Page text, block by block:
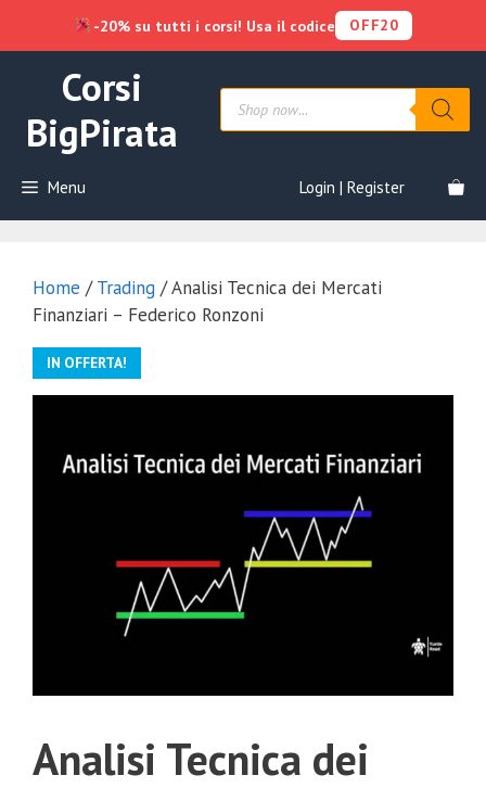
contenuto
Corsi
BigPirata
Products
search
Menu Login | Register
Home /Trading / Analisi Tecnica dei Mercati
Finanziari – Federico Ronzoni
IN OFFERTA!
Analisi Tecnica dei
-20% su tutti i corsi! Usa il codice OFF20